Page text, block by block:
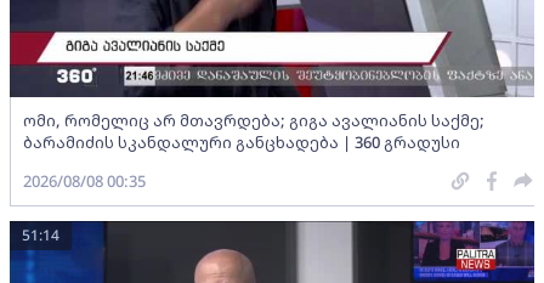
ომი, რომელიც არ მთავრდება; გიგა ავალიანის საქმე;
ბარამიძის სკანდალური განცხადება | 360 გრადუსი
2026/08/08 00:35
51:14